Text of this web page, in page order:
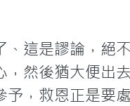
、這是謬論，絕
然後猶大便出
，救恩正是要